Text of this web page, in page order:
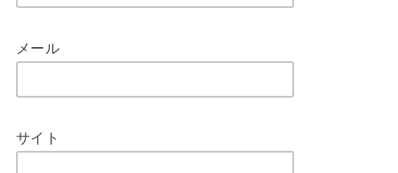
メール
サイト